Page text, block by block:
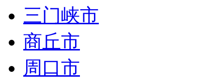
三门峡市
商丘市
周口市